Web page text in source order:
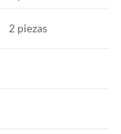
2 piezas